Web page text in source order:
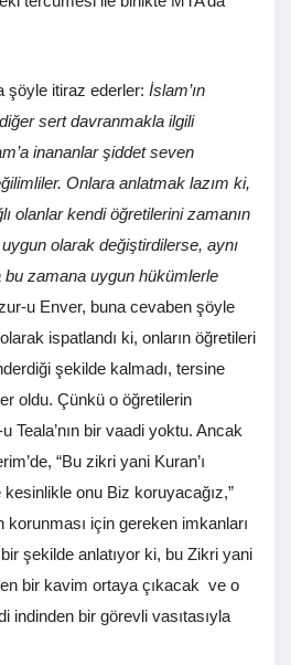
şöyle itiraz ederler: İslam’ın
sert davranmakla ilgili
inananlar şiddet seven
Onlara anlatmak lazım ki,
olanlar kendi öğretilerini zamanın
olarak değiştirdilerse, aynı
bu zamana uygun hükümlerle
u Enver, buna cevaben şöyle
ispatlandı ki, onların öğretileri
şekilde kalmadı, tersine
oldu. Çünkü o öğretilerin
Teala’nın bir vaadi yoktu. Ancak
“Bu zikri yani Kuran’ı
onu Biz koruyacağız,”
korunması için gereken imkanları
şekilde anlatıyor ki, bu Zikri yani
bir kavim ortaya çıkacak ve o
indinden bir görevli vasıtasıyla